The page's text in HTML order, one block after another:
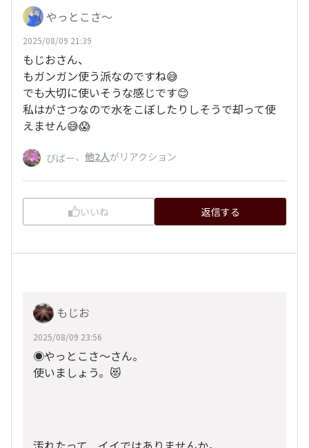
やっとこさ～
2025/08/09 21:39
もじおさん、
もガンガン使う派なのですね😅
でも大切に使いそうな感じです😊
私はがさつなので水をこぼしたりしそうで却って使
えません😅😱
びばー、 他2人がリアクション
いいね 返信する
もじお
2025/08/09 23:56
◉やっとこさ〜さん。
使いましょう。😻